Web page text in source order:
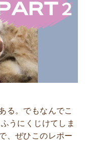
る。でもなんでこ
うにくじけてしま
、ぜひこのレポー